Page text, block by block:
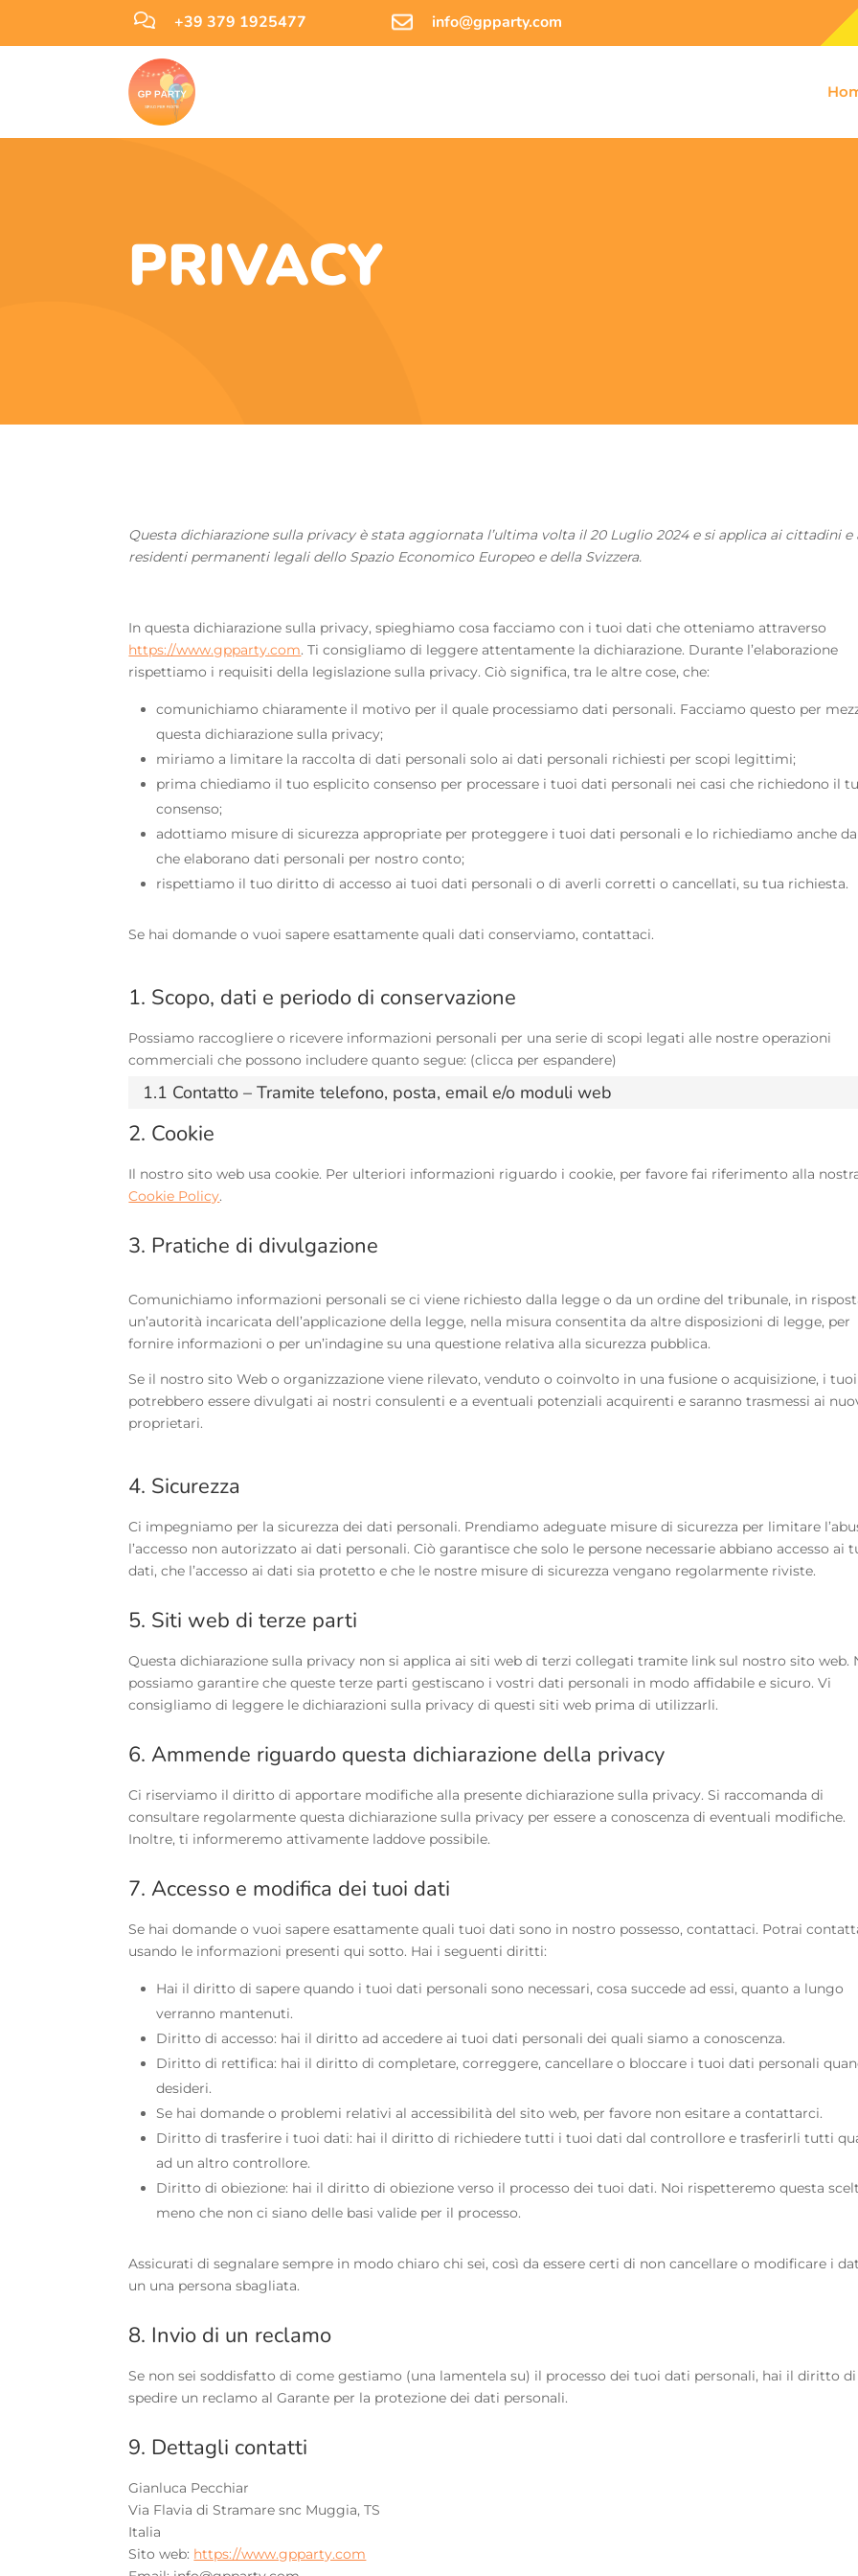
+39 379 1925477 info@gpparty.com
PRIVACY
Questa dichiarazione sulla privacy è stata aggiornata l’ultima volta il 20 Luglio 2024 e si applica ai cittadini e
residenti permanenti legali dello Spazio Economico Europeo e della Svizzera.
In questa dichiarazione sulla privacy, spieghiamo cosa facciamo con i tuoi dati che otteniamo attraverso
https://www.gpparty.com. Ti consigliamo di leggere attentamente la dichiarazione. Durante l’elaborazione
rispettiamo i requisiti della legislazione sulla privacy. Ciò significa, tra le altre cose, che:
comunichiamo chiaramente il motivo per il quale processiamo dati personali. Facciamo questo per
questa dichiarazione sulla privacy;
miriamo a limitare la raccolta di dati personali solo ai dati personali richiesti per scopi legittimi;
prima chiediamo il tuo esplicito consenso per processare i tuoi dati personali nei casi che richiedono il
consenso;
adottiamo misure di sicurezza appropriate per proteggere i tuoi dati personali e lo richiediamo anche
che elaborano dati personali per nostro conto;
rispettiamo il tuo diritto di accesso ai tuoi dati personali o di averli corretti o cancellati, su tua richiesta.
Se hai domande o vuoi sapere esattamente quali dati conserviamo, contattaci.
1. Scopo, dati e periodo di conservazione
Possiamo raccogliere o ricevere informazioni personali per una serie di scopi legati alle nostre operazioni
commerciali che possono includere quanto segue: (clicca per espandere)
1.1 Contatto – Tramite telefono, posta, email e/o moduli web
2. Cookie
Il nostro sito web usa cookie. Per ulteriori informazioni riguardo i cookie, per favore fai riferimento alla
Cookie Policy.
3. Pratiche di divulgazione
Comunichiamo informazioni personali se ci viene richiesto dalla legge o da un ordine del tribunale, in
un’autorità incaricata dell’applicazione della legge, nella misura consentita da altre disposizioni di legge, per
fornire informazioni o per un’indagine su una questione relativa alla sicurezza pubblica.
Se il nostro sito Web o organizzazione viene rilevato, venduto o coinvolto in una fusione o acquisizione, i
potrebbero essere divulgati ai nostri consulenti e a eventuali potenziali acquirenti e saranno trasmessi ai
proprietari.
4. Sicurezza
Ci impegniamo per la sicurezza dei dati personali. Prendiamo adeguate misure di sicurezza per limitare
l’accesso non autorizzato ai dati personali. Ciò garantisce che solo le persone necessarie abbiano accesso ai
dati, che l’accesso ai dati sia protetto e che le nostre misure di sicurezza vengano regolarmente riviste.
5. Siti web di terze parti
Questa dichiarazione sulla privacy non si applica ai siti web di terzi collegati tramite link sul nostro sito web.
possiamo garantire che queste terze parti gestiscano i vostri dati personali in modo affidabile e sicuro. Vi
consigliamo di leggere le dichiarazioni sulla privacy di questi siti web prima di utilizzarli.
6. Ammende riguardo questa dichiarazione della privacy
Ci riserviamo il diritto di apportare modifiche alla presente dichiarazione sulla privacy. Si raccomanda di
consultare regolarmente questa dichiarazione sulla privacy per essere a conoscenza di eventuali modifiche.
Inoltre, ti informeremo attivamente laddove possibile.
7. Accesso e modifica dei tuoi dati
Se hai domande o vuoi sapere esattamente quali tuoi dati sono in nostro possesso, contattaci. Potrai
usando le informazioni presenti qui sotto. Hai i seguenti diritti:
Hai il diritto di sapere quando i tuoi dati personali sono necessari, cosa succede ad essi, quanto a lungo
verranno mantenuti.
Diritto di accesso: hai il diritto ad accedere ai tuoi dati personali dei quali siamo a conoscenza.
Diritto di rettifica: hai il diritto di completare, correggere, cancellare o bloccare i tuoi dati personali
desideri.
Se hai domande o problemi relativi al accessibilità del sito web, per favore non esitare a contattarci.
Diritto di trasferire i tuoi dati: hai il diritto di richiedere tutti i tuoi dati dal controllore e trasferirli tutti
ad un altro controllore.
Diritto di obiezione: hai il diritto di obiezione verso il processo dei tuoi dati. Noi rispetteremo questa
meno che non ci siano delle basi valide per il processo.
Assicurati di segnalare sempre in modo chiaro chi sei, così da essere certi di non cancellare o modificare i
un una persona sbagliata.
8. Invio di un reclamo
Se non sei soddisfatto di come gestiamo (una lamentela su) il processo dei tuoi dati personali, hai il diritto di
spedire un reclamo al Garante per la protezione dei dati personali.
9. Dettagli contatti
Gianluca Pecchiar
Via Flavia di Stramare snc Muggia, TS
Italia
Sito web: https://www.gpparty.com